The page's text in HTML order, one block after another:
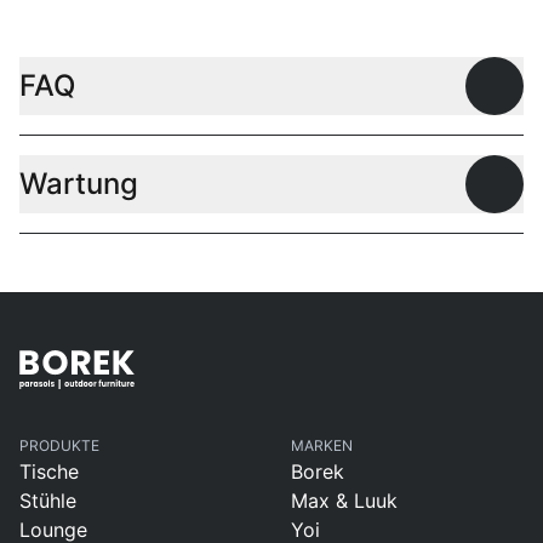
FAQ
Wartung
PRODUKTE
Tische
Stühle
Lounge
MARKEN
Borek
Max & Luuk
Yoi